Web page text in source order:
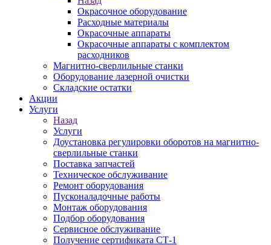
Окрасочное оборудование
Расходные материалы
Окрасочные аппараты
Окрасочные аппараты с комплектом
расходников
Магнитно-сверлильные станки
Оборудование лазерной очистки
Складские остатки
Акции
Услуги
Назад
Услуги
Доустановка регулировки оборотов на магнитно-
сверлильные станки
Поставка запчастей
Техническое обслуживание
Ремонт оборудования
Пусконаладочные работы
Монтаж оборудования
Подбор оборудования
Сервисное обслуживание
Получение сертификата СТ-1